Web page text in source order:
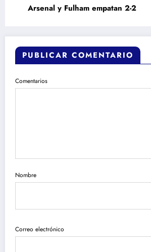
Arsenal y Fulham empatan 2-2
PUBLICAR COMENTARIO
Comentarios
Nombre
Correo electrónico